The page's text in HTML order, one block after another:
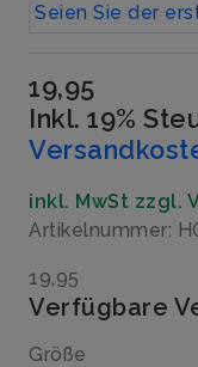
Seien Sie der
19,95
Inkl. 19%
inkl. MwSt zzgl.
Artikelnummer:
19,95
Verfügbare
Größe